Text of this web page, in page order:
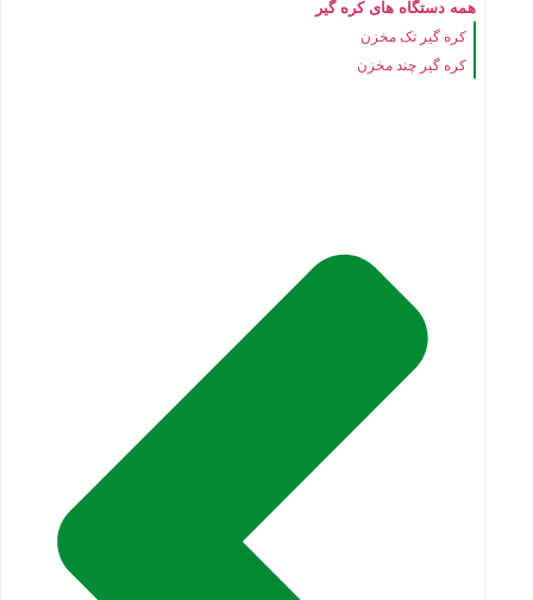
همه دستگاه های کره گیر
کره گیر تک مخزن
کره گیر چند مخزن